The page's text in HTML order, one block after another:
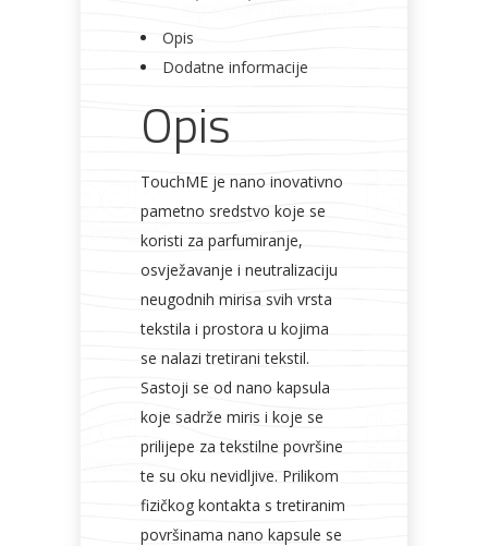
+
neutralizator
mirisa
ml
količina
Opis
Dodatne informacije
Opis
TouchME je nano inovativno
pametno sredstvo koje se
koristi za parfumiranje,
osvježavanje i neutralizaciju
neugodnih mirisa svih vrsta
tekstila i prostora u kojima
se nalazi tretirani tekstil.
Sastoji se od nano kapsula
koje sadrže miris i koje se
prilijepe za tekstilne površine
te su oku nevidljive. Prilikom
fizičkog kontakta s tretiranim
površinama nano kapsule se